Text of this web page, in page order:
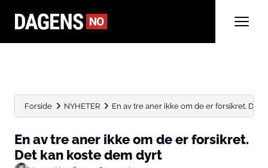
Forside NYHETER En av tre aner ikke om de er forsikret. Det...
En av tre aner ikke om de er forsikret.
Det kan koste dem dyrt